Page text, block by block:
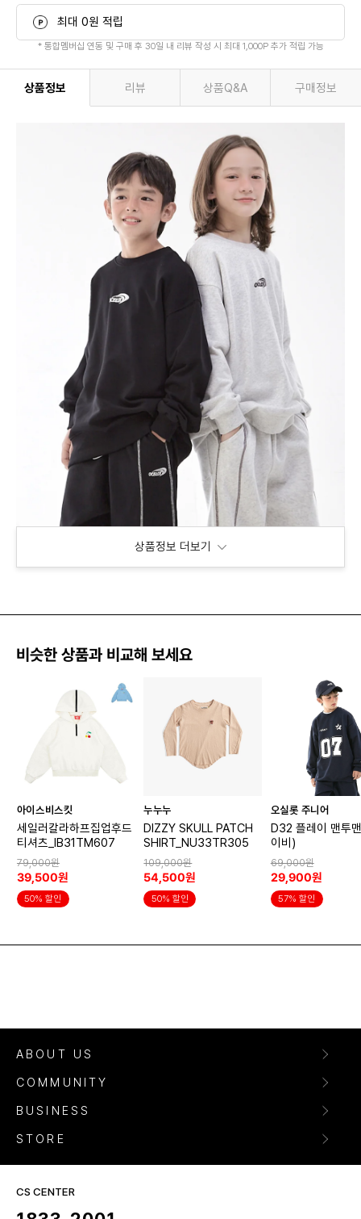
최대 0원 적립
* 통합멤버십 연동 및 구매 후 30일 내 리뷰 작성 시 최대 1,000P 추가 적립 가능
상품정보 리뷰 상품Q&A 구매정보
상품정보 더보기
비슷한 상품과 비교해 보세요
아이스비스킷
세일러칼라하프집업후드
티셔츠_IB31TM607
79,000원
39,500원
50% 할인
누누누
DIZZY SKULL PATCH
SHIRT_NU33TR305
109,000원
54,500원
50% 할인
오실롯 주니어
D32 플레이 맨투
이비)
69,000원
29,900원
57% 할인
ABOUT US
COMMUNITY
BUSINESS
STORE
CS CENTER